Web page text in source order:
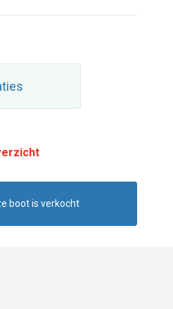
boot is verkocht